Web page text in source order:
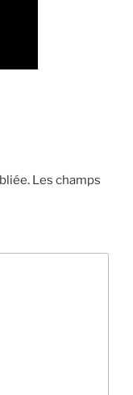
Les champs